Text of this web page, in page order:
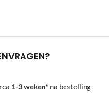
VRAGEN?
1-3 weken* na bestelling